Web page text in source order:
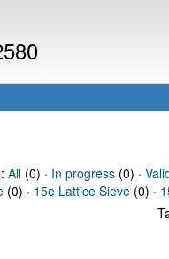
All(0) · In progress(0) ·
(0) · 15e Lattice Sieve (0) ·